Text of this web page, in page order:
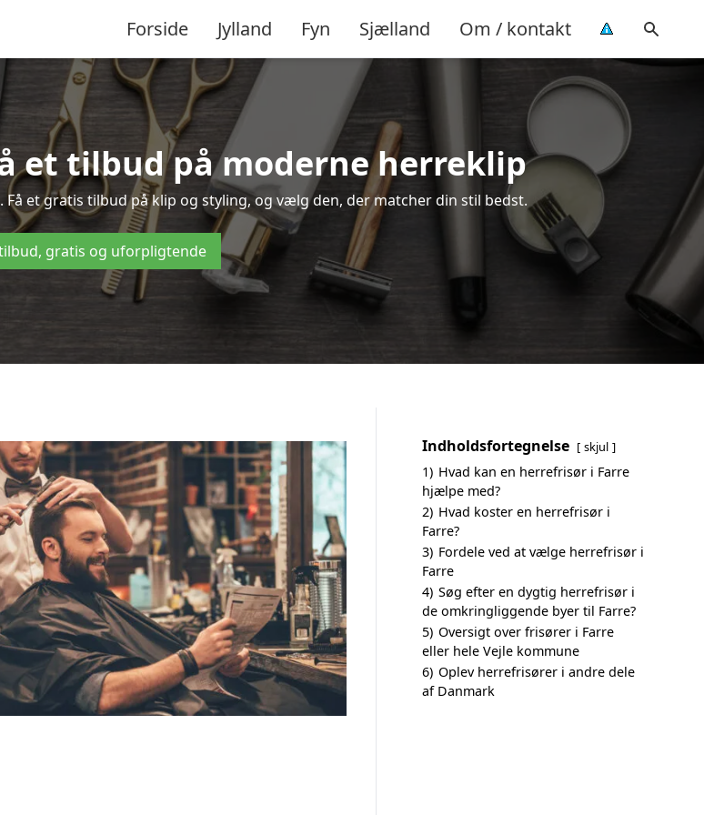
Forside Jylland Fyn Sjælland Om / kontakt
et tilbud på moderne herreklip
et gratis tilbud på klip og styling, og vælg den, der matcher din stil bedst.
gratis og uforpligtende
Indholdsfortegnelse skjul
1) Hvad kan en herrefrisør i Farre
hjælpe med?
2) Hvad koster en herrefrisør i
Farre?
3) Fordele ved at vælge herrefrisør i
Farre
4) Søg efter en dygtig herrefrisør i
de omkringliggende byer til Farre?
5) Oversigt over frisører i Farre
eller hele Vejle kommune
6) Oplev herrefrisører i andre dele
af Danmark